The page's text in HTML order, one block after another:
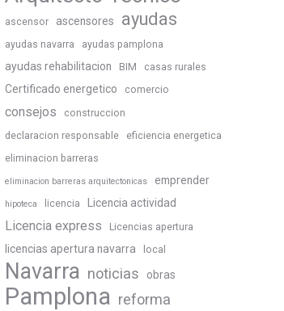
ascensor ascensores ayudas
ayudas navarra ayudas pamplona
ayudas rehabilitacion BIM casas rurales
Certificado energetico comercio
consejos
construccion
declaracion responsable
eficiencia energetica
eliminacion barreras
eliminacion barreras arquitectonicas emprender
hipoteca licencia Licencia actividad
Licencia express Licencias apertura
licencias apertura navarra local
Navarra noticias obras
Pamplona reforma